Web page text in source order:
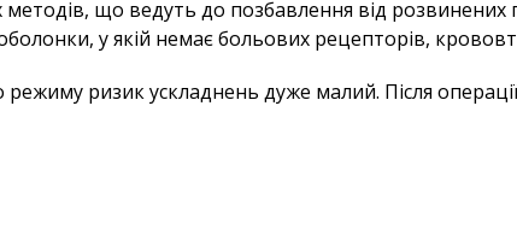
що ведуть до позбавлення від розвинених
оболонки, у якій немає больових рецепторів,
ризик ускладнень дуже малий. Після